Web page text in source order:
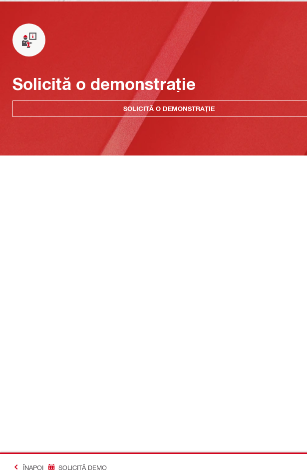
Solicită o demonstrație
SOLICITĂ O DEMONSTRAȚIE
ÎNAPOI SOLICITĂ DEMO